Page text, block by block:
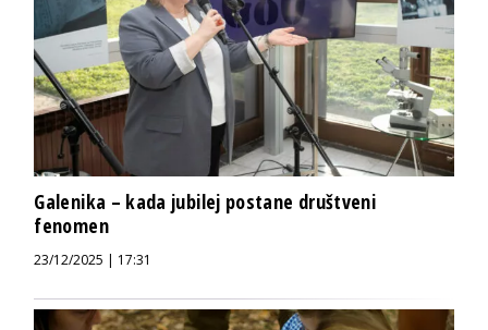
Galenika – kada jubilej postane društveni
fenomen
23/12/2025 | 17:31